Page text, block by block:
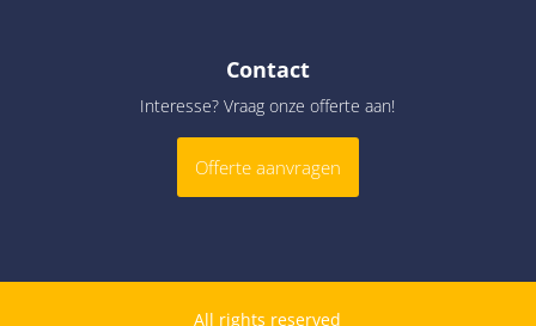
Contact
Interesse? Vraag onze offerte aan!
Offerte aanvragen
All rights reserved